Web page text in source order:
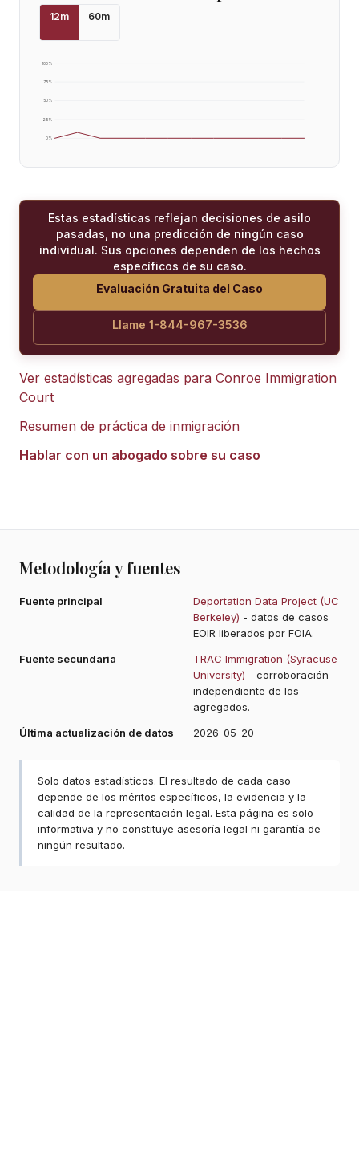
12m 60m
0%
25%
50%
75%
100%
Estas estadísticas reflejan decisiones de asilo
pasadas, no una predicción de ningún caso
individual. Sus opciones dependen de los hechos
específicos de su caso.
Evaluación Gratuita del Caso
Llame 1-844-967-3536
Ver estadísticas agregadas para Conroe Immigration
Court
Resumen de práctica de inmigración
Hablar con un abogado sobre su caso
Metodología y fuentes
Fuente principal
Deportation Data Project (UC
Berkeley) - datos de casos
EOIR liberados por FOIA.
Fuente secundaria
TRAC Immigration (Syracuse
University) - corroboración
independiente de los
agregados.
Última actualización de datos
2026-05-20
Solo datos estadísticos. El resultado de cada caso
depende de los méritos específicos, la evidencia y la
calidad de la representación legal. Esta página es solo
informativa y no constituye asesoría legal ni garantía de
ningún resultado.